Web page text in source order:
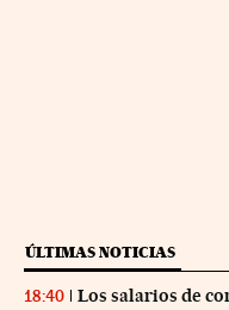
ÚLTIMAS NOTICIAS
18:40
Los salarios de